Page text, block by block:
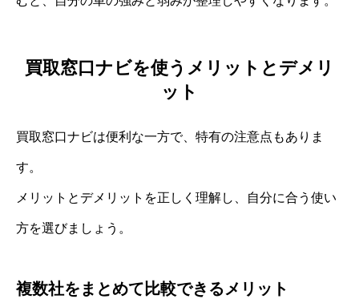
買取窓口ナビを使うメリットとデメリ
ット
買取窓口ナビは便利な一方で、特有の注意点もありま
す。
メリットとデメリットを正しく理解し、自分に合う使い
方を選びましょう。
複数社をまとめて比較できるメリット